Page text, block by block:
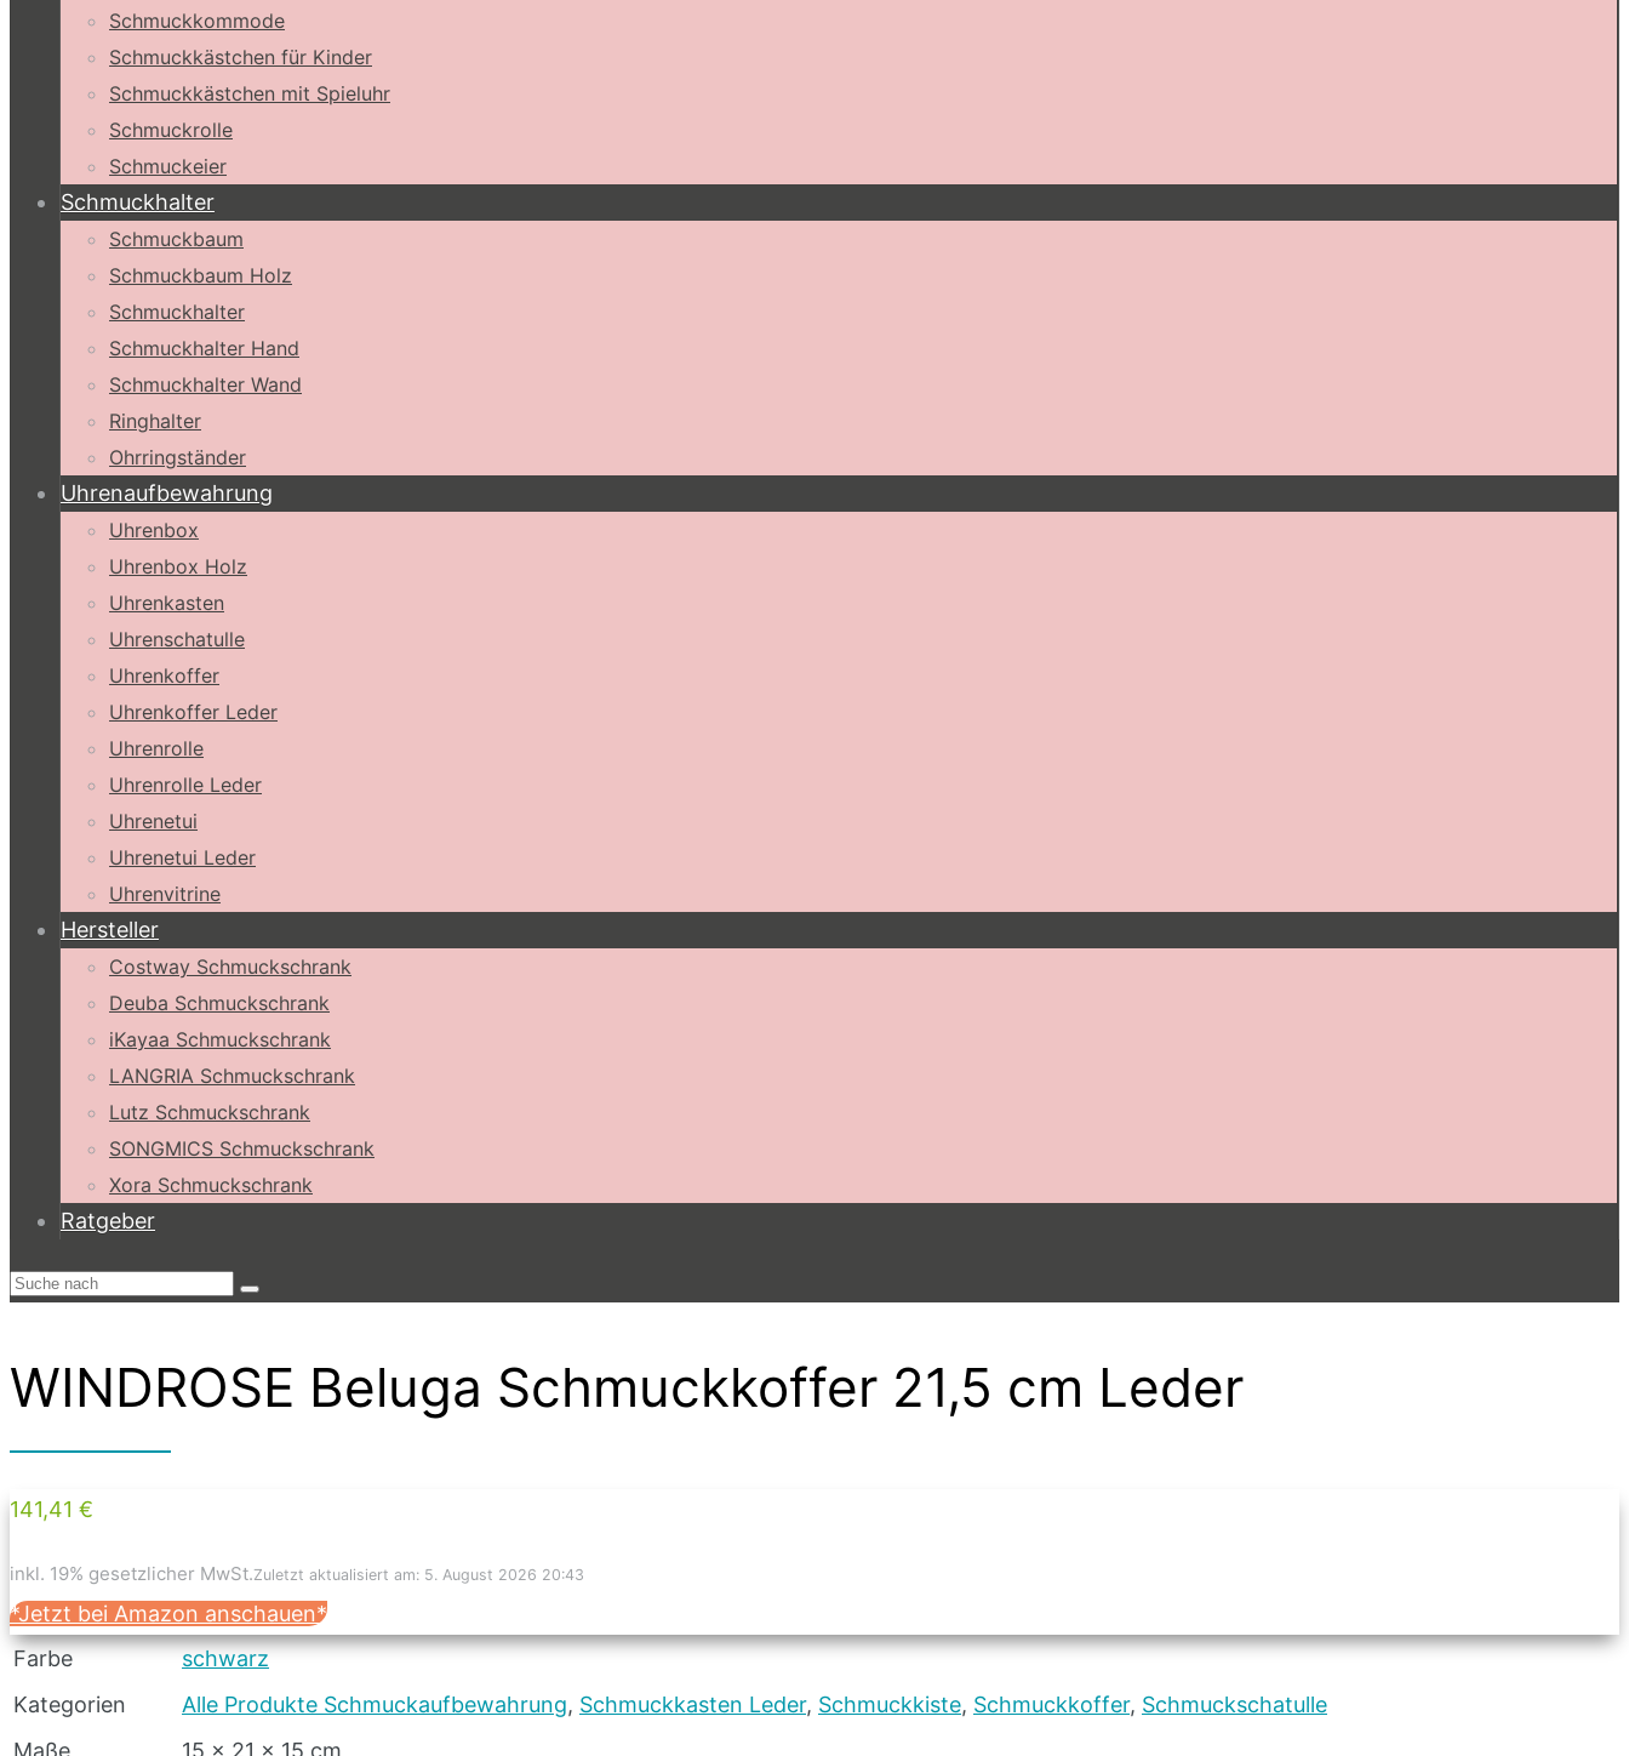
Schmuckkommode
Schmuckkästchen für Kinder
Schmuckkästchen mit Spieluhr
Schmuckrolle
Schmuckeier
Schmuckhalter
Schmuckbaum
Schmuckbaum Holz
Schmuckhalter
Schmuckhalter Hand
Schmuckhalter Wand
Ringhalter
Ohrringständer
Uhrenaufbewahrung
Uhrenbox
Uhrenbox Holz
Uhrenkasten
Uhrenschatulle
Uhrenkoffer
Uhrenkoffer Leder
Uhrenrolle
Uhrenrolle Leder
Uhrenetui
Uhrenetui Leder
Uhrenvitrine
Hersteller
Costway Schmuckschrank
Deuba Schmuckschrank
iKayaa Schmuckschrank
LANGRIA Schmuckschrank
Lutz Schmuckschrank
SONGMICS Schmuckschrank
Xora Schmuckschrank
Ratgeber
WINDROSE Beluga Schmuckkoffer 21,5 cm Leder
141,41 €
inkl. 19% gesetzlicher MwSt.Zuletzt aktualisiert am: 5. August 2026 20:43
*Jetzt bei Amazon anschauen*
Farbe
schwarz
Kategorien
Alle Produkte Schmuckaufbewahrung, Schmuckkasten Leder, Schmuckkiste, Schmuckkoffer, Schmuckschatulle
Maße
15 x 21 x 15 cm